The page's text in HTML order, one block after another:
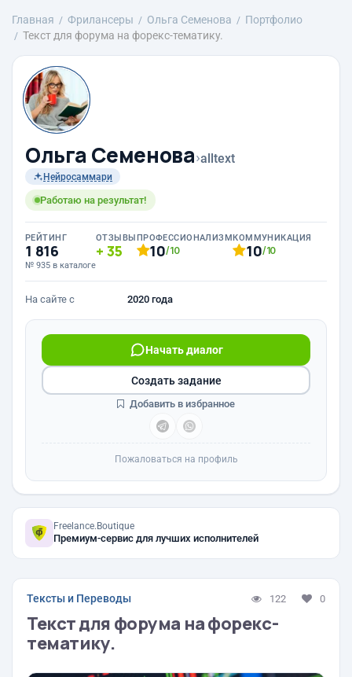
Главная Фрилансеры Ольга Семенова
Портфолио
Текст для форума на форекс-тематику.
Ольга Семенова›alltext
Нейросаммари
Работаю на результат!
РЕЙТИНГ
1 816
№ 935 в каталоге
ОТЗЫВЫ
35
ПРОФЕССИОНАЛИЗМ
10/10
КОММУНИКАЦИЯ
10/10
На сайте с 2020 года
Начать диалог
Создать задание
Добавить в избранное
Пожаловаться на профиль
Freelance.Boutique
Премиум-сервис для лучших исполнителей
Тексты и Переводы 122 0
Текст для форума на форекс-
тематику.